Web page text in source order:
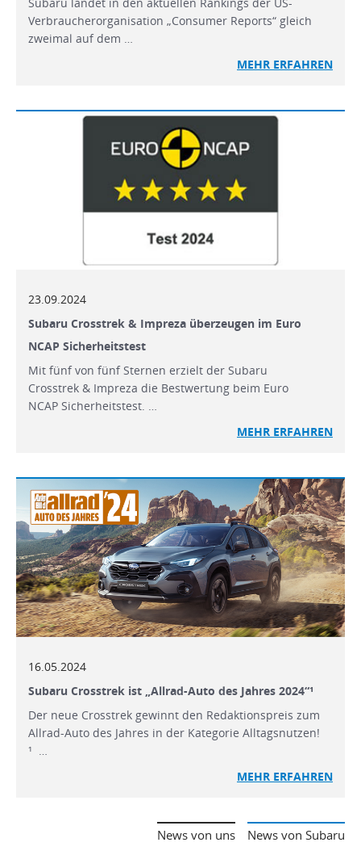
Verbraucherorganisation „Consumer Reports“ gleich
zweimal auf dem …
MEHR ERFAHREN
23.09.2024
Subaru Crosstrek & Impreza überzeugen im Euro
NCAP Sicherheitstest
Mit fünf von fünf Sternen erzielt der Subaru
Crosstrek & Impreza die Bestwertung beim Euro
NCAP Sicherheitstest. …
MEHR ERFAHREN
16.05.2024
Subaru Crosstrek ist „Allrad-Auto des Jahres 2024“¹
Der neue Crosstrek gewinnt den Redaktionspreis zum
Allrad-Auto des Jahres in der Kategorie Alltagsnutzen!
¹ …
MEHR ERFAHREN
News von Subaru
News von uns